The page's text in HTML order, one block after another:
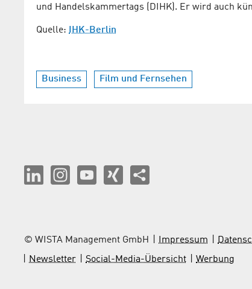
und Handelskammertags (DIHK). Er wird auch
Quelle: IHK-Berlin
Business Film und Fernsehen
© WISTA Management GmbH Impressum
Newsletter
Social-Media-Übersicht Werbung